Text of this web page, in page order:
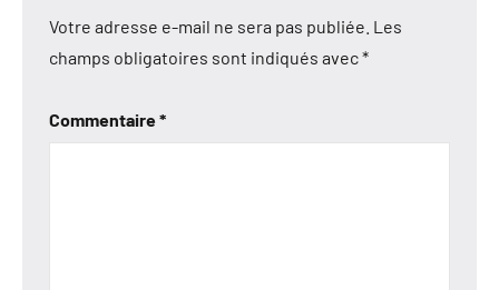
Votre adresse e-mail ne sera pas publiée. Les
champs obligatoires sont indiqués avec*
Commentaire*